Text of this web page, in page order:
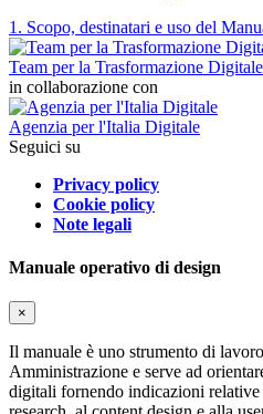
1. Scopo, destinatari e uso del
Team per la Trasformazione Digitale
in collaborazione con
Agenzia per l'Italia Digitale
Seguici su
Privacy policy
Cookie policy
Note legali
Manuale operativo di design
×
Il manuale è uno strumento di
Amministrazione e serve ad
digitali fornendo indicazioni relative